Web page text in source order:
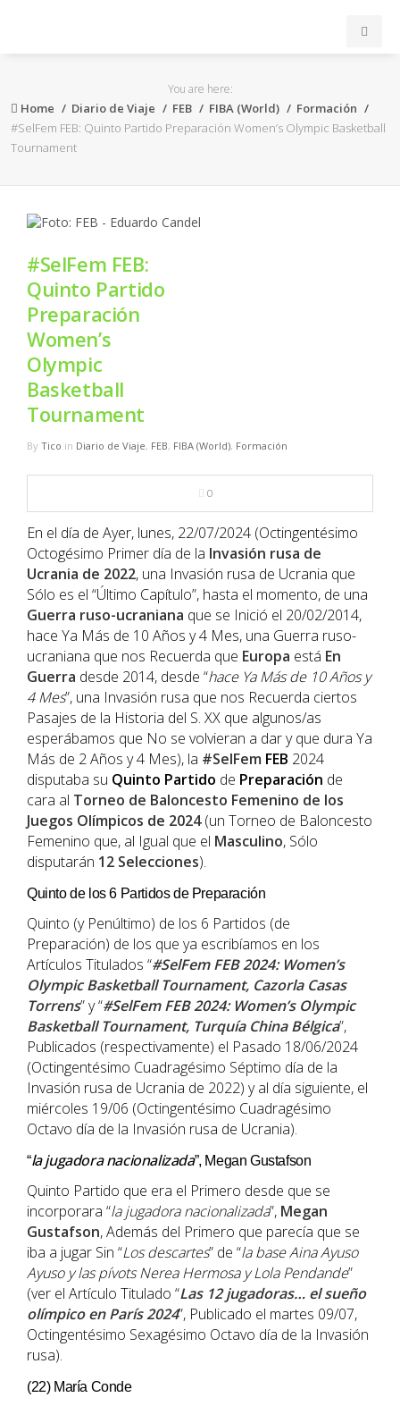
ACB
FEB
FIBA
OTROS
FORMACIÓN
NBA
MULTIMEDIA
You are here:
Home Diario de Viaje FEB FIBA (World)
Formación
#SelFem FEB: Quinto Partido Preparación Women’s Olympic Basketball
Tournament
#SelFem FEB:
Quinto Partido
Preparación
Women’s
Olympic
Basketball
Tournament
By Tico in Diario de Viaje, FEB, FIBA (World), Formación
0
En el día de Ayer, lunes, 22/07/2024 (Octingentésimo
Octogésimo Primer día de la Invasión rusa de
Ucrania de 2022, una Invasión rusa de Ucrania que
Sólo es el “Último Capítulo”, hasta el momento, de una
Guerra ruso-ucraniana que se Inició el 20/02/2014,
hace Ya Más de 10 Años y 4 Mes, una Guerra ruso-
ucraniana que nos Recuerda que Europa está En
Guerra desde 2014, desde “hace Ya Más de 10 Años y
4 Mes”, una Invasión rusa que nos Recuerda ciertos
Pasajes de la Historia del S. XX que algunos/as
esperábamos que No se volvieran a dar y que dura Ya
Más de 2 Años y 4 Mes), la #SelFem FEB 2024
disputaba su Quinto Partido de Preparación de
cara al Torneo de Baloncesto Femenino de los
Juegos Olímpicos de 2024(un Torneo de Baloncesto
Femenino que, al Igual que el Masculino, Sólo
disputarán 12 Selecciones).
Quinto de los 6 Partidos de Preparación
Quinto (y Penúltimo) de los 6 Partidos (de
Preparación) de los que ya escribíamos en los
Artículos Titulados “#SelFem FEB 2024: Women’s
Olympic Basketball Tournament, Cazorla Casas
Torrens” y “#SelFem FEB 2024: Women’s Olympic
Basketball Tournament, Turquía China Bélgica”,
Publicados (respectivamente) el Pasado 18/06/2024
(Octingentésimo Cuadragésimo Séptimo día de la
Invasión rusa de Ucrania de 2022) y al día siguiente, el
miércoles 19/06 (Octingentésimo Cuadragésimo
Octavo día de la Invasión rusa de Ucrania).
“la jugadora nacionalizada”, Megan Gustafson
Quinto Partido que era el Primero desde que se
incorporara “la jugadora nacionalizada”, Megan
Gustafson, Además del Primero que parecía que se
iba a jugar Sin “Los descartes” de “la base Aina Ayuso
Ayuso y las pívots Nerea Hermosa y Lola Pendande”
(ver el Artículo Titulado “Las 12 jugadoras… el sueño
olímpico en París 2024”, Publicado el martes 09/07,
Octingentésimo Sexagésimo Octavo día de la Invasión
rusa).
(22) María Conde